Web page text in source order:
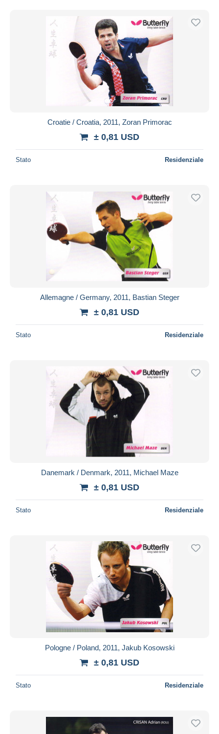
Croatie / Croatia, 2011, Zoran Primorac
± 0,81 USD
Stato Residenziale
Allemagne / Germany, 2011, Bastian Steger
± 0,81 USD
Stato Residenziale
Danemark / Denmark, 2011, Michael Maze
± 0,81 USD
Stato Residenziale
Pologne / Poland, 2011, Jakub Kosowski
± 0,81 USD
Stato Residenziale